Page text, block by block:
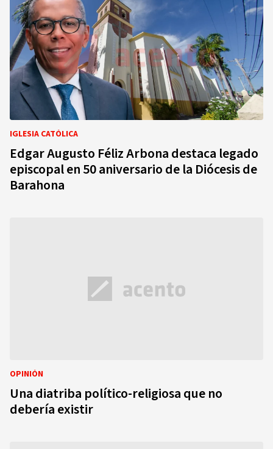
IGLESIA CATÓLICA
Edgar Augusto Féliz Arbona destaca legado
episcopal en 50 aniversario de la Diócesis de
Barahona
OPINIÓN
Una diatriba político-religiosa que no
debería existir